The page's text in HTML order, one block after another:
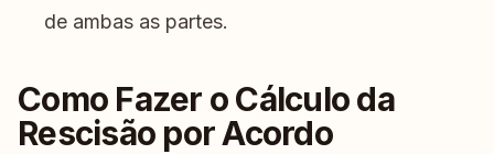
de ambas as partes.
Como Fazer o Cálculo da
Rescisão por Acordo